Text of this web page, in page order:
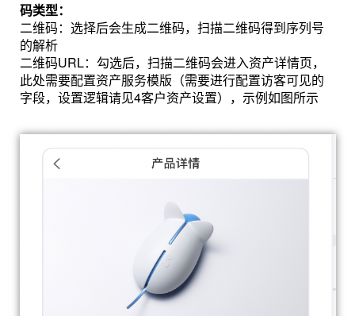
码类型：
二维码：选择后会生成二维码，扫描二维码得到序列号
的解析
二维码URL：勾选后，扫描二维码会进入资产详情页，
此处需要配置资产服务模版（需要进行配置访客可见的
字段，设置逻辑请见4客户资产设置），示例如图所示